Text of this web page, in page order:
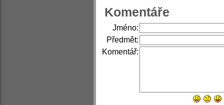
Komentáře
Jméno:
Předmět:
Komentář: